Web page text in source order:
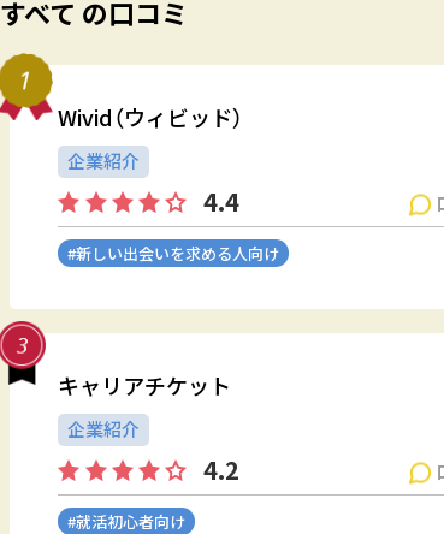
すべて の口コミ
Wivid（ウィビッド）
企業紹介
4.4
#新しい出会いを求める人向け
キャリアチケット
企業紹介
4.2
#就活初心者向け